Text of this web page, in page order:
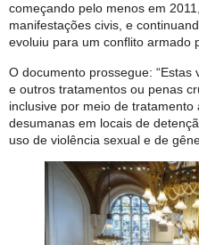
começando pelo menos em
manifestações civis, e
evoluiu para um conflito armado
O documento prossegue:
e outros tratamentos ou penas
inclusive por meio de
desumanas em locais de
uso de violência sexual e de